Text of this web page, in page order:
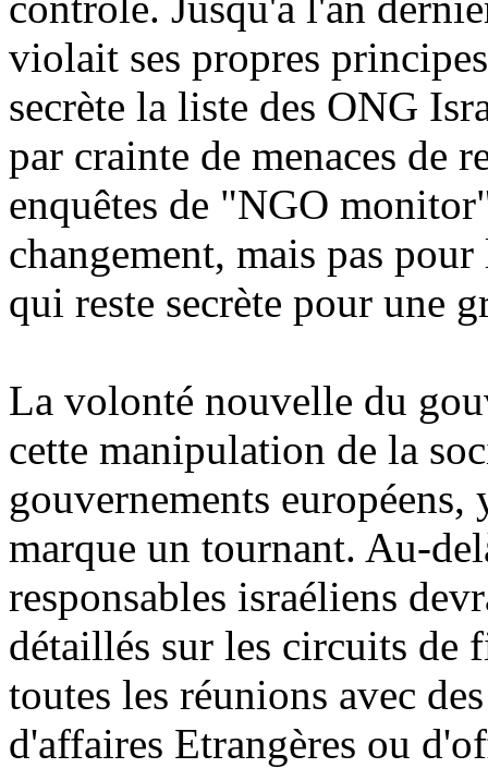
violait ses propres
secrète la liste des ONG
par crainte de menaces de
enquêtes de "NGO
changement, mais pas
qui reste secrète pour une
La volonté nouvelle du
cette manipulation de la
gouvernements
marque un tournant. Au-
responsables israéliens
détaillés sur les circuits de
toutes les réunions avec
d'affaires Etrangères ou